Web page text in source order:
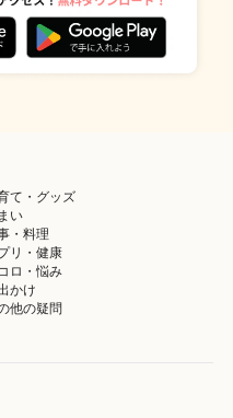
て・グッズ
い
・料理
リ・健康
ロ・悩み
かけ
他の疑問